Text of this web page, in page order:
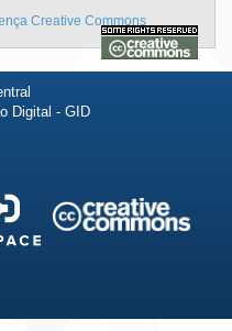
Creative Commons
Digital - GID